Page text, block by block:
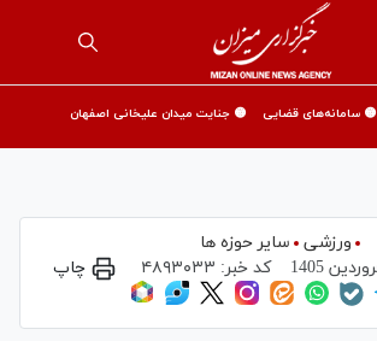
🟡 سامانه‌های قضایی 🟡 جنایت میدان علیخانی اصفهان
ورزشی
سایر حوزه ها
کد خبر: ۴۸۹۳۰۳۳ چاپ